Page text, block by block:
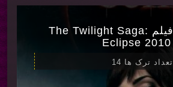
آهنگ های فیلم The Twilight Saga:
Eclipse 2010
تعداد ترک ها 14